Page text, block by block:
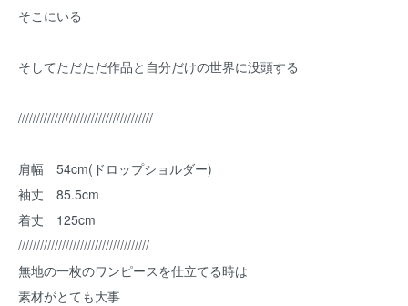
そこにいる
そしてただただ作品と自分だけの世界に没頭する
/////////////////////////////////////
肩幅 54cm(ドロップショルダー)
袖丈 85.5cm
着丈 125cm
////////////////////////////////////
無地の一枚のワンピースを仕立てる時は
素材がとても大事